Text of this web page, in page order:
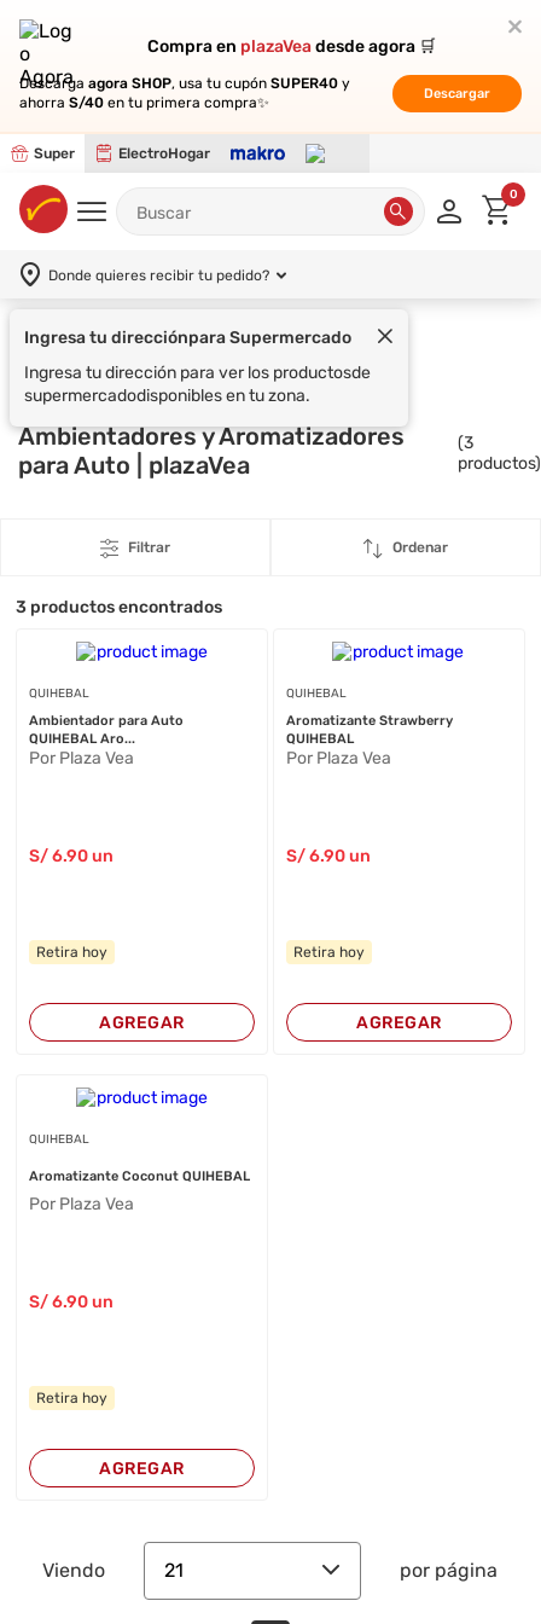
Compra en plazaVeadesde agora 🛒
Descarga agora SHOP, usa tu cupón SUPER40 y
ahorra S/40 en tu primera compra✨
Descargar
Super ElectroHogar
Compra en plazaVeadesde agora 🛒
Descarga agora SHOP, usa tu cupón SUPER40 y
ahorra S/40 en tu primera compra✨
Descargar
0
Donde quieres recibir tu pedido?
Ingresa tu direcciónpara Supermercado
Ingresa tu dirección para ver los productosde
supermercadodisponibles en tu zona.
Electrohogar QUIHEBAL
Ambientadores y Aromatizadores
para Auto | plazaVea
(3
productos)
Filtrar Ordenar
3 productos encontrados
QUIHEBAL
Ambientador para Auto
QUIHEBAL Aro...
Por Plaza Vea
S/6.90 un
Retira hoy
AGREGAR
QUIHEBAL
Aromatizante Strawberry
QUIHEBAL
Por Plaza Vea
S/6.90un
Retira hoy
AGREGAR
QUIHEBAL
Aromatizante Coconut QUIHEBAL
Por Plaza Vea
S/6.90 un
Retira hoy
AGREGAR
Viendo 21 por página